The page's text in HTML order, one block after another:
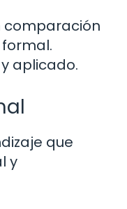
comparación
aplicado.
que
y